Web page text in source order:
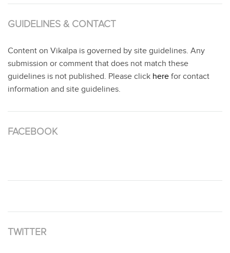
GUIDELINES & CONTACT
Content on Vikalpa is governed by site guidelines. Any
submission or comment that does not match these
guidelines is not published. Please click here for contact
information and site guidelines.
FACEBOOK
TWITTER